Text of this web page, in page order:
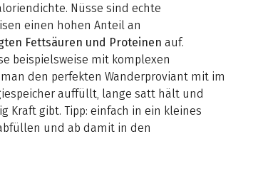
Nüsse sind echte
einen hohen Anteil an
Fettsäuren und Proteinen auf.
beispielsweise mit komplexen
den perfekten Wanderproviant mit im
auffüllt, lange satt hält und
Kraft gibt. Tipp: einfach in ein kleines
und ab damit in den